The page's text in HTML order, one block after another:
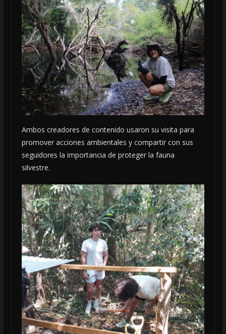
Ambos creadores de contenido usaron su visita para
promover acciones ambientales y compartir con sus
seguidores la importancia de proteger la fauna
silvestre.